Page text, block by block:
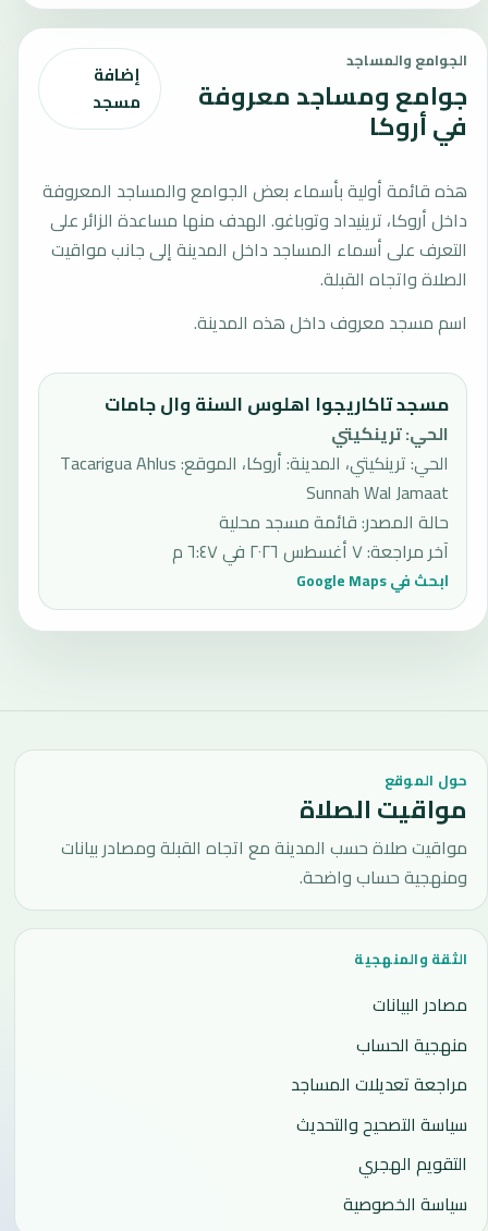
الجوامع والمساجد
جوامع ومساجد معروفة
في أروكا
إضافة
مسجد
هذه قائمة أولية بأسماء بعض الجوامع والمساجد المعروفة
داخل أروكا، ترينيداد وتوباغو. الهدف منها مساعدة الزائر على
التعرف على أسماء المساجد داخل المدينة إلى جانب مواقيت
الصلاة واتجاه القبلة.
اسم مسجد معروف داخل هذه المدينة.
مسجد تاكاريجوا اهلوس السنة وال جامات
الحي:ترينكيتي
الحي: ترينكيتي، المدينة: أروكا، الموقع: Tacarigua Ahlus
Sunnah Wal Jamaat
حالة المصدر:قائمة مسجد محلية
آخر مراجعة:٧ أغسطس ٢٠٢٦ في ٦:٤٧ م
ابحث في Google Maps
حول الموقع
مواقيت الصلاة
مواقيت صلاة حسب المدينة مع اتجاه القبلة ومصادر بيانات
ومنهجية حساب واضحة.
الثقة والمنهجية
مصادر البيانات
منهجية الحساب
مراجعة تعديلات المساجد
سياسة التصحيح والتحديث
التقويم الهجري
سياسة الخصوصية